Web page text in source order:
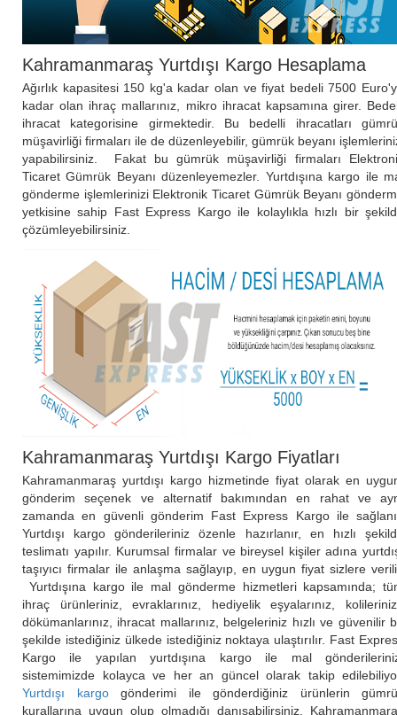
Kahramanmaraş Yurtdışı Kargo Hesaplama
Ağırlık kapasitesi 150 kg'a kadar olan ve fiyat bedeli 7500
kadar olan ihraç mallarınız, mikro ihracat kapsamına girer.
ihracat kategorisine girmektedir. Bu bedelli ihracatları
müşavirliği firmaları ile de düzenleyebilir, gümrük beyanı
yapabilirsiniz. Fakat bu gümrük müşavirliği firmaları
Ticaret Gümrük Beyanı düzenleyemezler. Yurtdışına kargo ile
gönderme işlemlerinizi Elektronik Ticaret Gümrük Beyanı
yetkisine sahip Fast Express Kargo ile kolaylıkla hızlı bir
çözümleyebilirsiniz.
Kahramanmaraş Yurtdışı Kargo Fiyatları
Kahramanmaraş yurtdışı kargo hizmetinde fiyat olarak en
gönderim seçenek ve alternatif bakımından en rahat ve
zamanda en güvenli gönderim Fast Express Kargo ile
Yurtdışı kargo gönderileriniz özenle hazırlanır, en hızlı
teslimatı yapılır. Kurumsal firmalar ve bireysel kişiler adına
taşıyıcı firmalar ile anlaşma sağlayıp, en uygun fiyat sizlere
Yurtdışına kargo ile mal gönderme hizmetleri kapsamında;
ihraç ürünleriniz, evraklarınız, hediyelik eşyalarınız,
dökümanlarınız, ihracat mallarınız, belgeleriniz hızlı ve güvenilir
şekilde istediğiniz ülkede istediğiniz noktaya ulaştırılır. Fast
Kargo ile yapılan yurtdışına kargo ile mal
sistemimizde kolayca ve her an güncel olarak takip
Yurtdışı kargogönderimi ile gönderdiğiniz ürünlerin
kurallarına uygun olup olmadığı danışabilirsiniz.